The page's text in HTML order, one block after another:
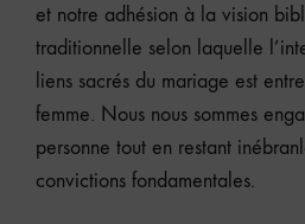
et notre adhésion à la vision
traditionnelle selon laquelle
liens sacrés du mariage est
femme. Nous nous sommes
personne tout en restant
convictions fondamentales.